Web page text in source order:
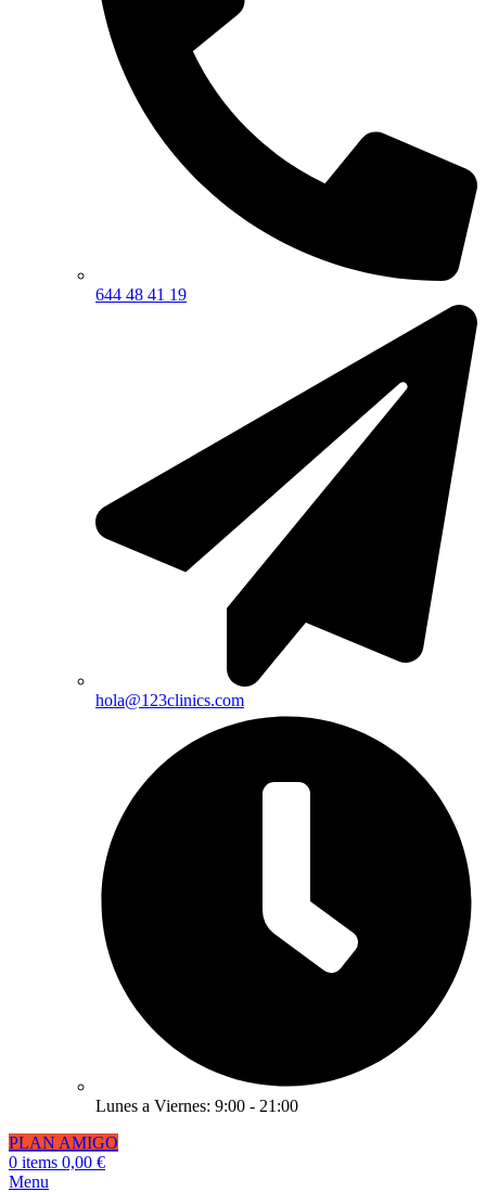
644 48 41 19
hola@123clinics.com
Lunes a Viernes: 9:00 - 21:00
PLAN AMIGO
0 items 0,00 €
Menu